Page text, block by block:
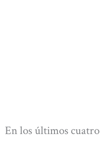
En los últimos